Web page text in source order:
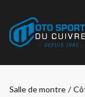
Salle de montre /